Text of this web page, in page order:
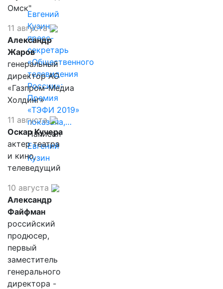
Евгений
Кузин,
пресс-
секретарь
«Общественного
телевидения
России»:
Премия
«ТЭФИ 2019»
показала,…
Написал
Евгений
Кузин
Омск"
11 августа
Александр
Жаров
генеральный
директор АО
«Газпром-Медиа
Холдинг»
11 августа
Оскар Кучера
актер театра
и кино,
телеведущий
10 августа
Александр
Файфман
российский
продюсер,
первый
заместитель
генерального
директора -